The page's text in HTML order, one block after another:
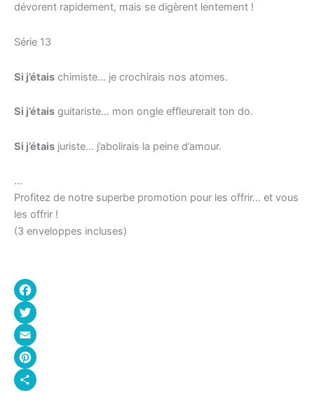
dévorent rapidement, mais se digèrent lentement !
Série 13
Si j’étais chimiste… je crochirais nos atomes.
Si j’étais guitariste… mon ongle effleurerait ton do.
Si j’étais juriste… j’abolirais la peine d’amour.
…
Profitez de notre superbe promotion pour les offrir… et vous
les offrir !
(3 enveloppes incluses)
Facebook
Twitter
Email
Pinterest